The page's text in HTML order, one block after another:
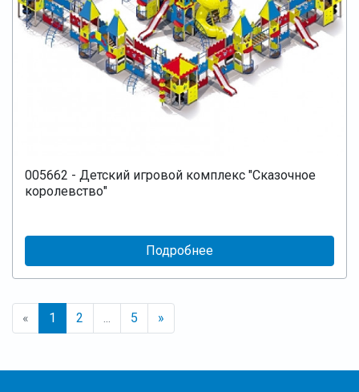
005662 - Детский игровой комплекс "Сказочное
королевство"
Подробнее
« 1 2 5 »